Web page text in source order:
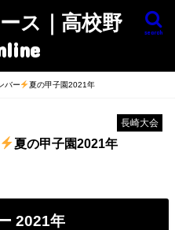
ス｜高校野
search
バー 夏の甲子園2021年
長崎大会
夏の甲子園2021年
2021年